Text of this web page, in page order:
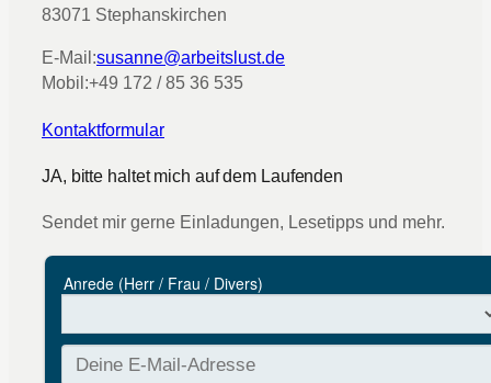
83071 Stephanskirchen
E-Mail:susanne@arbeitslust.de
Mobil:+49 172 / 85 36 535
Kontaktformular
JA, bitte haltet mich auf dem Laufenden
Sendet mir gerne Einladungen, Lesetipps und mehr.